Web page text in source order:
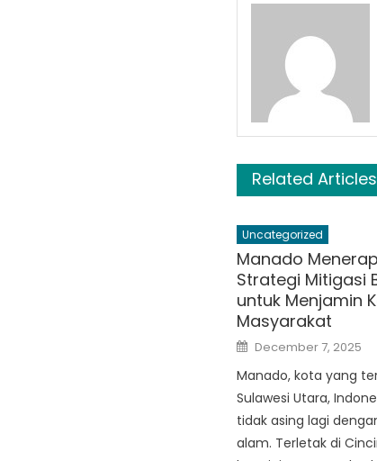
Related Articles
Uncategorized
Manado
Strategi Mitigasi
untuk Menjamin
Masyarakat
Posted
on
December 7, 2025
Manado, kota yang
Sulawesi Utara,
tidak asing lagi
alam. Terletak di